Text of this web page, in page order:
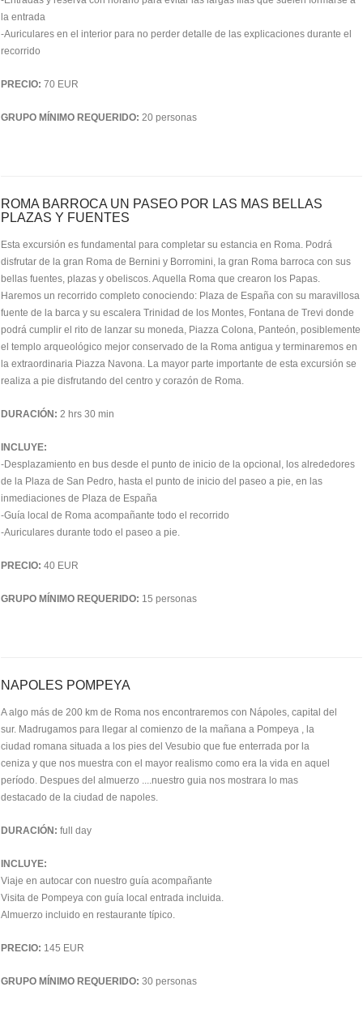
la entrada
-Auriculares en el interior para no perder detalle de las explicaciones durante el
recorrido
PRECIO: 70 EUR
GRUPO MÍNIMO REQUERIDO: 20 personas
ROMA BARROCA UN PASEO POR LAS MAS BELLAS
PLAZAS Y FUENTES
Esta excursión es fundamental para completar su estancia en Roma. Podrá
disfrutar de la gran Roma de Bernini y Borromini, la gran Roma barroca con sus
bellas fuentes, plazas y obeliscos. Aquella Roma que crearon los Papas.
Haremos un recorrido completo conociendo: Plaza de España con su maravillosa
fuente de la barca y su escalera Trinidad de los Montes, Fontana de Trevi donde
podrá cumplir el rito de lanzar su moneda, Piazza Colona, Panteón, posiblemente
el templo arqueológico mejor conservado de la Roma antigua y terminaremos en
la extraordinaria Piazza Navona. La mayor parte importante de esta excursión se
realiza a pie disfrutando del centro y corazón de Roma.
DURACIÓN: 2 hrs 30 min
INCLUYE:
-Desplazamiento en bus desde el punto de inicio de la opcional, los alrededores
de la Plaza de San Pedro, hasta el punto de inicio del paseo a pie, en las
inmediaciones de Plaza de España
-Guía local de Roma acompañante todo el recorrido
-Auriculares durante todo el paseo a pie.
PRECIO: 40 EUR
GRUPO MÍNIMO REQUERIDO: 15 personas
NAPOLES POMPEYA
A algo más de 200 km de Roma nos encontraremos con Nápoles, capital del
sur. Madrugamos para llegar al comienzo de la mañana a Pompeya , la
ciudad romana situada a los pies del Vesubio que fue enterrada por la
ceniza y que nos muestra con el mayor realismo como era la vida en aquel
período. Despues del almuerzo ....nuestro guia nos mostrara lo mas
destacado de la ciudad de napoles.
DURACIÓN: full day
INCLUYE:
Viaje en autocar con nuestro guía acompañante
Visita de Pompeya con guía local entrada incluida.
Almuerzo incluido en restaurante típico.
PRECIO: 145 EUR
GRUPO MÍNIMO REQUERIDO: 30 personas